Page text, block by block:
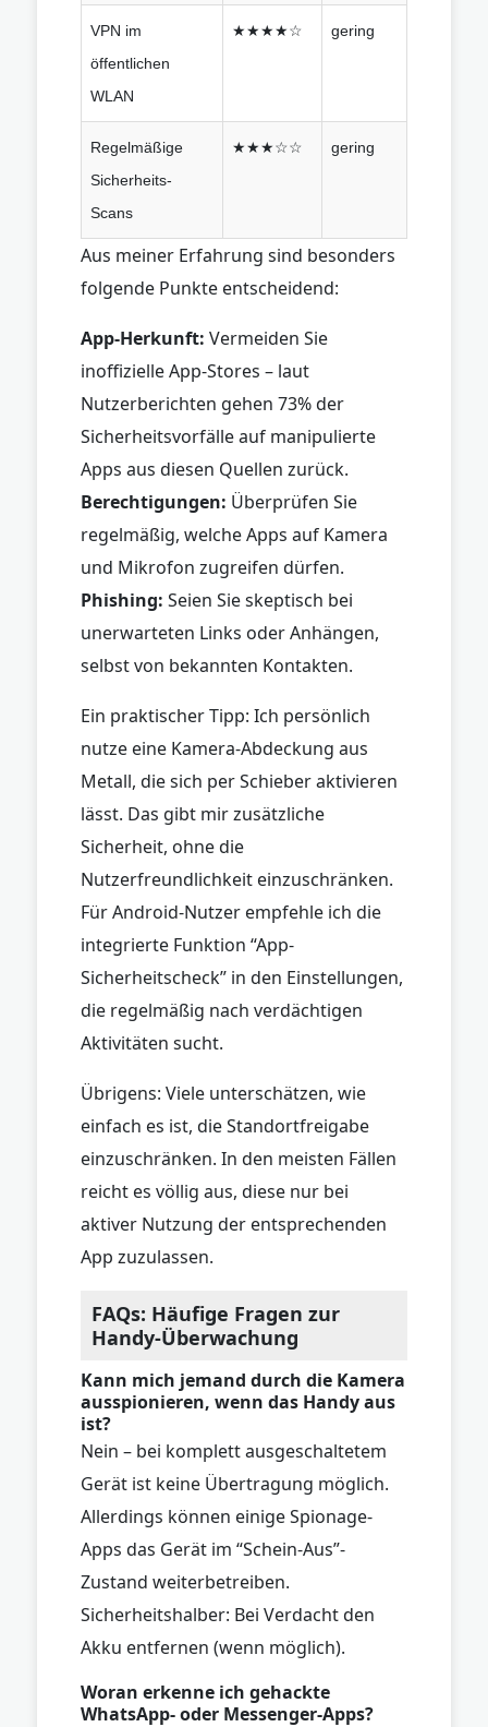
VPN im
öffentlichen
WLAN
★★★★☆ gering
Regelmäßige
Sicherheits-
Scans
★★★☆☆ gering
Aus meiner Erfahrung sind besonders
folgende Punkte entscheidend:
App-Herkunft: Vermeiden Sie
inoffizielle App-Stores – laut
Nutzerberichten gehen 73% der
Sicherheitsvorfälle auf manipulierte
Apps aus diesen Quellen zurück.
Berechtigungen: Überprüfen Sie
regelmäßig, welche Apps auf Kamera
und Mikrofon zugreifen dürfen.
Phishing: Seien Sie skeptisch bei
unerwarteten Links oder Anhängen,
selbst von bekannten Kontakten.
Ein praktischer Tipp: Ich persönlich
nutze eine Kamera-Abdeckung aus
Metall, die sich per Schieber aktivieren
lässt. Das gibt mir zusätzliche
Sicherheit, ohne die
Nutzerfreundlichkeit einzuschränken.
Für Android-Nutzer empfehle ich die
integrierte Funktion “App-
Sicherheitscheck” in den Einstellungen,
die regelmäßig nach verdächtigen
Aktivitäten sucht.
Übrigens: Viele unterschätzen, wie
einfach es ist, die Standortfreigabe
einzuschränken. In den meisten Fällen
reicht es völlig aus, diese nur bei
aktiver Nutzung der entsprechenden
App zuzulassen.
FAQs: Häufige Fragen zur
Handy-Überwachung
Kann mich jemand durch die Kamera
ausspionieren, wenn das Handy aus
ist?
Nein – bei komplett ausgeschaltetem
Gerät ist keine Übertragung möglich.
Allerdings können einige Spionage-
Apps das Gerät im “Schein-Aus”-
Zustand weiterbetreiben.
Sicherheitshalber: Bei Verdacht den
Akku entfernen (wenn möglich).
Woran erkenne ich gehackte
WhatsApp- oder Messenger-Apps?